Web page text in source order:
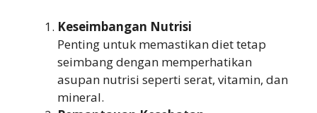
Keseimbangan Nutrisi
Penting untuk memastikan diet tetap
seimbang dengan memperhatikan
asupan nutrisi seperti serat, vitamin, dan
mineral.